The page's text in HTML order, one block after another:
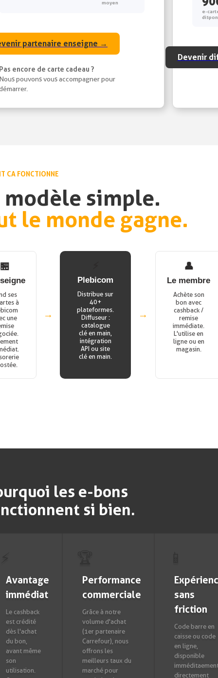
moyen
partenaire enseigne →
encore de carte cadeau ?
pouvons vous accompagner pour
e-
Devenir
CA FONCTIONNE
modèle simple.
le monde gagne.
🏪
ses
à
une
→
Plebicom
Distribue sur
40+
plateformes.
Diffuseur :
catalogue
clé en main,
intégration
API ou site
clé en main.
👤
Le membre
Achète son
bon avec
cashback /
remise
immédiate.
L'utilise en
ligne ou en
magasin.
→
les e-bons
si bien.
Avantage
immédiat
Le cashback
est crédité
dès l'achat
du bon,
avant même
son
utilisation.
Performance
commerciale
Grâce à notre
volume d'achat
(1er partenaire
Carrefour), nous
offrons les
meilleurs taux du
marché pour
sans
friction
Code barre en
caisse ou code
en ligne,
disponible
directement